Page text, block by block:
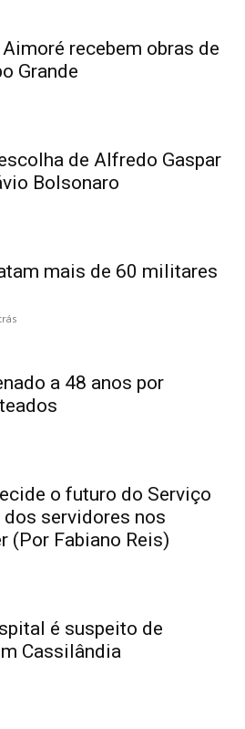
recebem obras de
Grande
de Alfredo Gaspar
Bolsonaro
mais de 60 militares
a 48 anos por
o futuro do Serviço
dos servidores nos
(Por Fabiano Reis)
é suspeito de
Cassilândia